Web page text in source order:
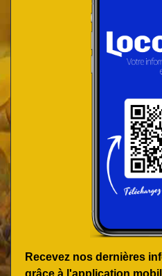
Recevez nos dernières
grâce à l'application